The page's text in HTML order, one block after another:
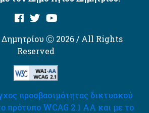
Δημητρίου Ⓒ 2026 / All Rights
Reserved
προσβασιμότητας δικτυακού
πρότυπο WCAG 2.1 AA και με το